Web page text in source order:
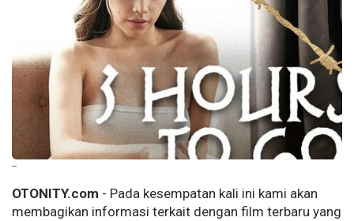
--
OTONITY.com - Pada kesempatan kali ini kami akan
membagikan informasi terkait dengan film terbaru yang